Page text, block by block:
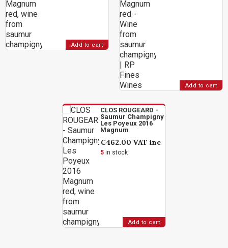
Add to cart
Add to cart
CLOS ROUGEARD -
Saumur Champigny
Les Poyeux 2016
Magnum
€462.00 VAT inc
5in stock
Add to cart